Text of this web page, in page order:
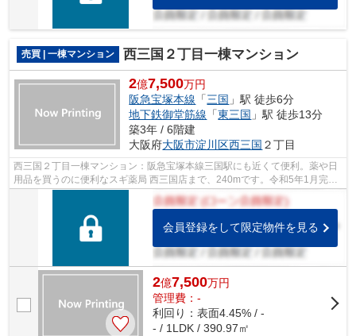
売買 | 一棟マンション 西三国２丁目一棟マンション
2億7,500万円
阪急宝塚本線 「三国 」駅 徒歩6分
地下鉄御堂筋線 「東三国 」駅 徒歩13分
築3年 / 6階建
大阪府大阪市淀川区西三国 ２丁目
西三国２丁目一棟マンション：阪急宝塚本線三国駅にも近くて便利。薬や日
用品を買うのに便利なスギ薬局 西三国店まで、240mです。令和5年1月完
成、まだまだ新しい築浅物件。駅から徒歩...
会員登録をして限定物件を見る
2億7,500万円
管理費：-
利回り：表面4.45% / -
- / 1LDK / 390.97㎡